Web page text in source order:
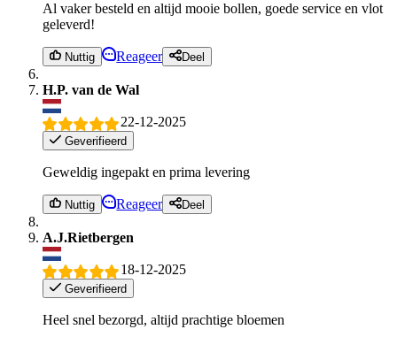
Al vaker besteld en altijd mooie bollen, goede service en vlot
geleverd!
Nuttig Reageer Deel
H.P. van de Wal
22-12-2025
Geverifieerd
Geweldig ingepakt en prima levering
Nuttig Reageer Deel
A.J.Rietbergen
18-12-2025
Geverifieerd
Heel snel bezorgd, altijd prachtige bloemen